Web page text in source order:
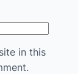
in this